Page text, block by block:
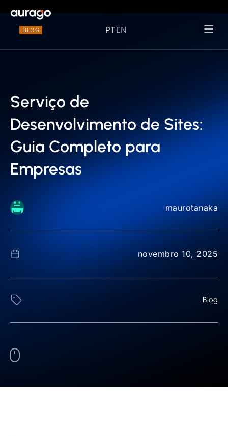
BLOG PTEN
Serviço de
Desenvolvimento de Sites:
Guia Completo para
Empresas
maurotanaka
novembro 10, 2025
Blog